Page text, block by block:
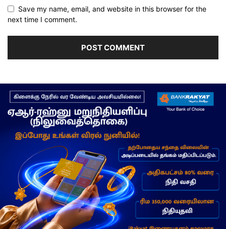
Save my name, email, and website in this browser for the
next time I comment.